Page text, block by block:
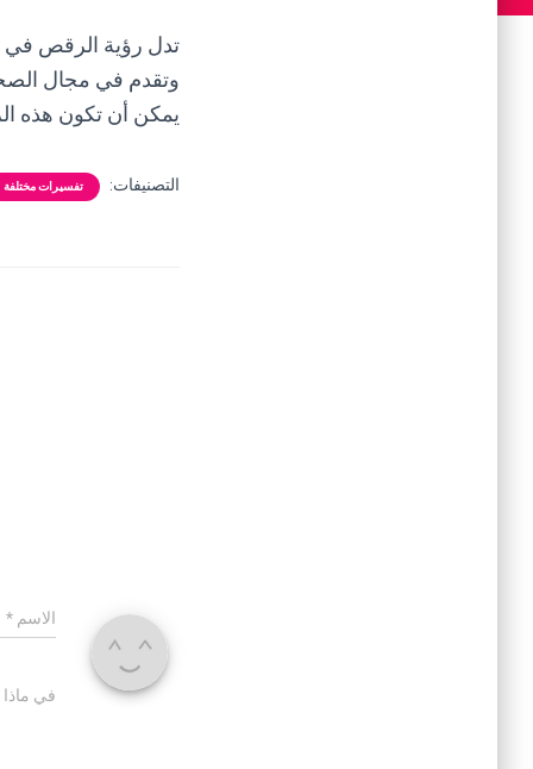
تدل رؤية الرقص في
وتقدم في مجال
يمكن أن تكون هذه
التصنيفات: تفسيرات مختلفة
الاسم *
في